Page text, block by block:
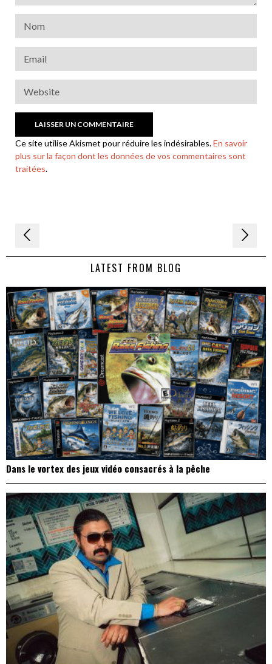
Ce site utilise Akismet pour réduire les indésirables.En savoir
plus sur la façon dont les données de vos commentaires sont
traitées.
Navigation
de LATEST FROM BLOG
Dans le vortex des jeux vidéo consacrés à la pêche